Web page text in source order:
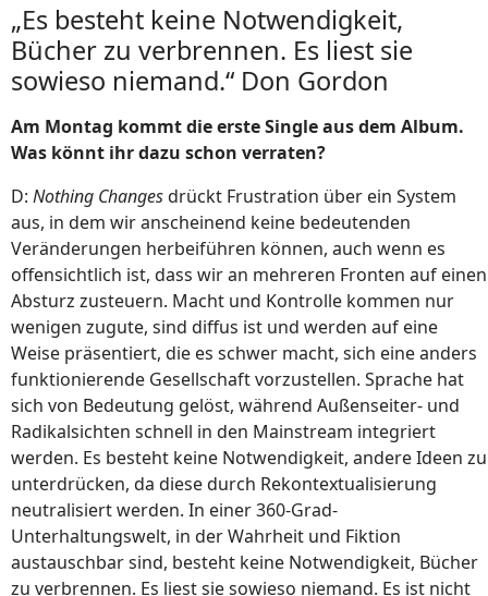
„Es besteht keine Notwendigkeit,
Bücher zu verbrennen. Es liest sie
sowieso niemand.“ Don Gordon
Am Montag kommt die erste Single aus dem Album.
Was könnt ihr dazu schon verraten?
D: Nothing Changesdrückt Frustration über ein System
aus, in dem wir anscheinend keine bedeutenden
Veränderungen herbeiführen können, auch wenn es
offensichtlich ist, dass wir an mehreren Fronten auf einen
Absturz zusteuern. Macht und Kontrolle kommen nur
wenigen zugute, sind diffus ist und werden auf eine
Weise präsentiert, die es schwer macht, sich eine anders
funktionierende Gesellschaft vorzustellen. Sprache hat
sich von Bedeutung gelöst, während Außenseiter- und
Radikalsichten schnell in den Mainstream integriert
werden. Es besteht keine Notwendigkeit, andere Ideen zu
unterdrücken, da diese durch Rekontextualisierung
neutralisiert werden. In einer 360-Grad-
Unterhaltungswelt, in der Wahrheit und Fiktion
austauschbar sind, besteht keine Notwendigkeit, Bücher
zu verbrennen. Es liest sie sowieso niemand. Es ist nicht